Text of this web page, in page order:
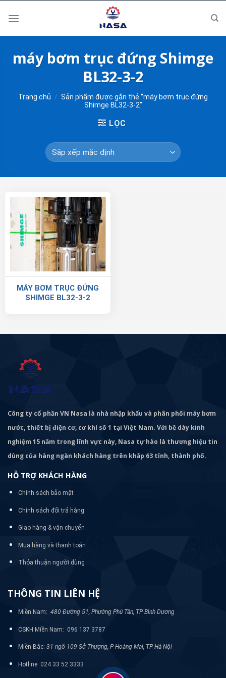
máy bơm trục đứng Shimge
BL32-3-2
Trang chủ / Sản phẩm được gắn thẻ “máy bơm trục đứng
Shimge BL32-3-2”
LỌC
MÁY BƠM TRỤC ĐỨNG
SHIMGE BL32-3-2
Công ty cổ phần VN Nasa là nhà nhập khẩu và phân phối máy bơm
nước, thiết bị điện cơ, cơ khí số 1 tại Việt Nam. Với bề dày kinh
nghiệm 15 năm trong lĩnh vực này, Nasa tự hào là thương hiệu tin
dùng của hàng ngàn khách hàng trên khắp 63 tỉnh, thành phố.
HỖ TRỢ KHÁCH HÀNG
Chính sách bảo mật
Chính sách đổi trả hàng
Giao hàng & vận chuyển
Mua hàng và thanh toán
Thỏa thuận người dùng
THÔNG TIN LIÊN HỆ
Miền Nam: 480 Đường 51, Phường Phú Tân, TP Bình Dương
CSKH Miền Nam: 096 137 3787
Miền Bắc: 31 ngõ 109 Sở Thượng, P Hoàng Mai, TP Hà Nội
Hotline: 024 33 52 3333